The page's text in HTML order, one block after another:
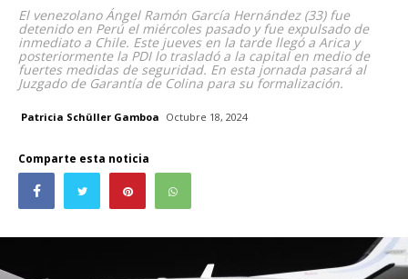
El venezolano Ángel Ramón García Hernández (33) fue
detenido en Perú el miércoles pasado y fue expulsado de
inmediato a Chile. Este jueves en la tarde llegó a Arica y
posteriormente la PDI lo trasladó a la capital en medio de
fuertes medidas de seguridad. En esta jornada pasará al
Juzgado de Garantía de Colina para su formalización.
Patricia Schüller Gamboa Octubre 18, 2024
Comparte esta noticia